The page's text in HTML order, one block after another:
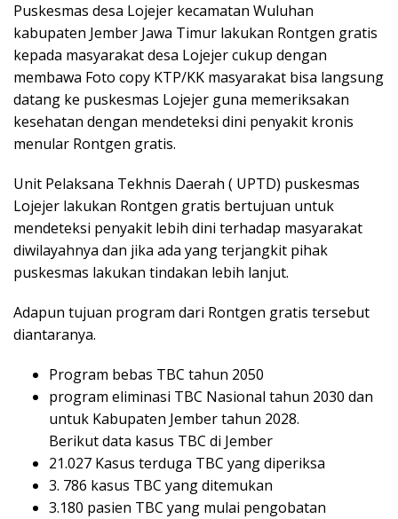
Puskesmas desa Lojejer kecamatan Wuluhan
kabupaten Jember Jawa Timur lakukan Rontgen gratis
kepada masyarakat desa Lojejer cukup dengan
membawa Foto copy KTP/KK masyarakat bisa langsung
datang ke puskesmas Lojejer guna memeriksakan
kesehatan dengan mendeteksi dini penyakit kronis
menular Rontgen gratis.
Unit Pelaksana Tekhnis Daerah ( UPTD) puskesmas
Lojejer lakukan Rontgen gratis bertujuan untuk
mendeteksi penyakit lebih dini terhadap masyarakat
diwilayahnya dan jika ada yang terjangkit pihak
puskesmas lakukan tindakan lebih lanjut.
Adapun tujuan program dari Rontgen gratis tersebut
diantaranya.
Program bebas TBC tahun 2050
program eliminasi TBC Nasional tahun 2030 dan
untuk Kabupaten Jember tahun 2028.
Berikut data kasus TBC di Jember
21.027 Kasus terduga TBC yang diperiksa
3. 786 kasus TBC yang ditemukan
3.180 pasien TBC yang mulai pengobatan